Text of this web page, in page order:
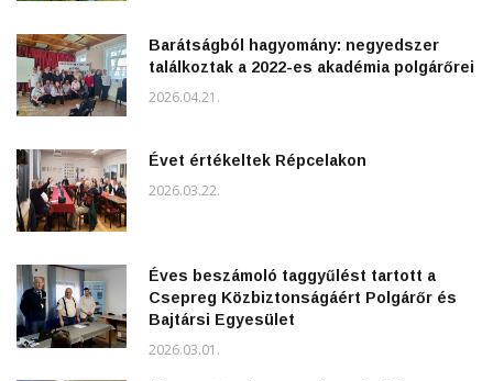
Barátságból hagyomány: negyedszer
találkoztak a 2022-es akadémia polgárőrei
2026.04.21.
Évet értékeltek Répcelakon
2026.03.22.
Éves beszámoló taggyűlést tartott a
Csepreg Közbiztonságáért Polgárőr és
Bajtársi Egyesület
2026.03.01.